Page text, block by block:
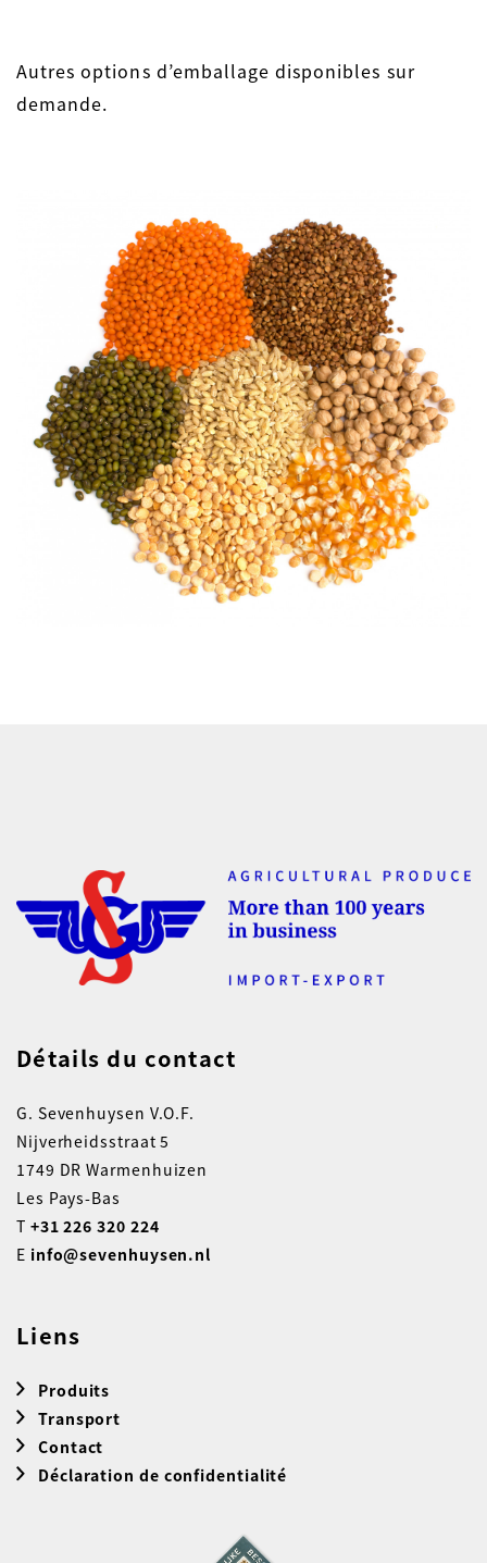
Autres options d’emballage disponibles sur
demande.
Détails du contact
G. Sevenhuysen V.O.F.
Nijverheidsstraat 5
1749 DR Warmenhuizen
Les Pays-Bas
T +31 226 320 224
E info@sevenhuysen.nl
Liens
Produits
Transport
Contact
Déclaration de confidentialité